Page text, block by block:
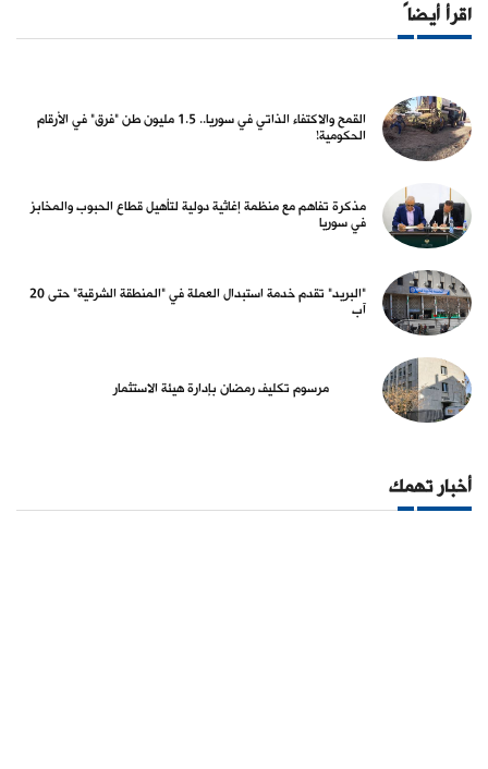
اقرأ أيضاً
القمح والاكتفاء الذاتي في سوريا.. 1.5 مليون طن "فرق" في الأرقام
الحكومية!
مذكرة تفاهم مع منظمة إغاثية دولية لتأهيل قطاع الحبوب والمخابز
في سوريا
"البريد" تقدم خدمة استبدال العملة في "المنطقة الشرقية" حتى 20
آب
مرسوم تكليف رمضان بإدارة هيئة الاستثمار
أخبار تهمك